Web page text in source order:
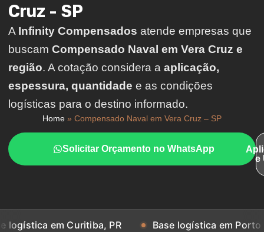
Cruz - SP
A Infinity Compensados atende empresas que
buscam Compensado Naval em Vera Cruz e
região. A cotação considera a aplicação,
espessura, quantidade e as condições
logísticas para o destino informado.
Home » Compensado Naval em Vera Cruz – SP
Solicitar Orçamento no WhatsApp
e
Curitiba, PR Base logística em Porto Alegre, RS